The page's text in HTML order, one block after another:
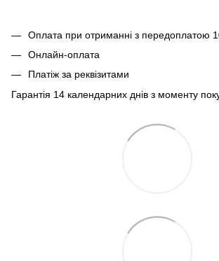
Оплата при отриманні з передоплатою
Онлайн-оплата
Платіж за реквізитами
Гарантія 14 календарних днів з моменту